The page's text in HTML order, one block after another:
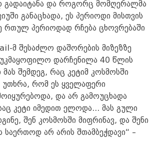
და როგორც მომღერალმა
განაცხადა, ეს პერიოდი მისთვის
რთულ პერიოდად რჩება ცხოვრებაში
მ შესაძლო დაშორების მიზეზზე
უკმაყოფილო დარჩენილა 40 წლის
შემდეგ, რაც კეტიმ კოსმოსში
უთხრა, რომ ეს ყველაფერი
და არ გამოუცხადა
კეტი იმედით ელოდა... მას გული
შენ კოსმოსში მიფრინავ, და შენი
საერთოდ არ არის შთამბეჭდავი“ –